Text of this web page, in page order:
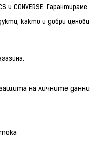
и CONVERSE. Гарантираме
както и добри ценови
на личните данни